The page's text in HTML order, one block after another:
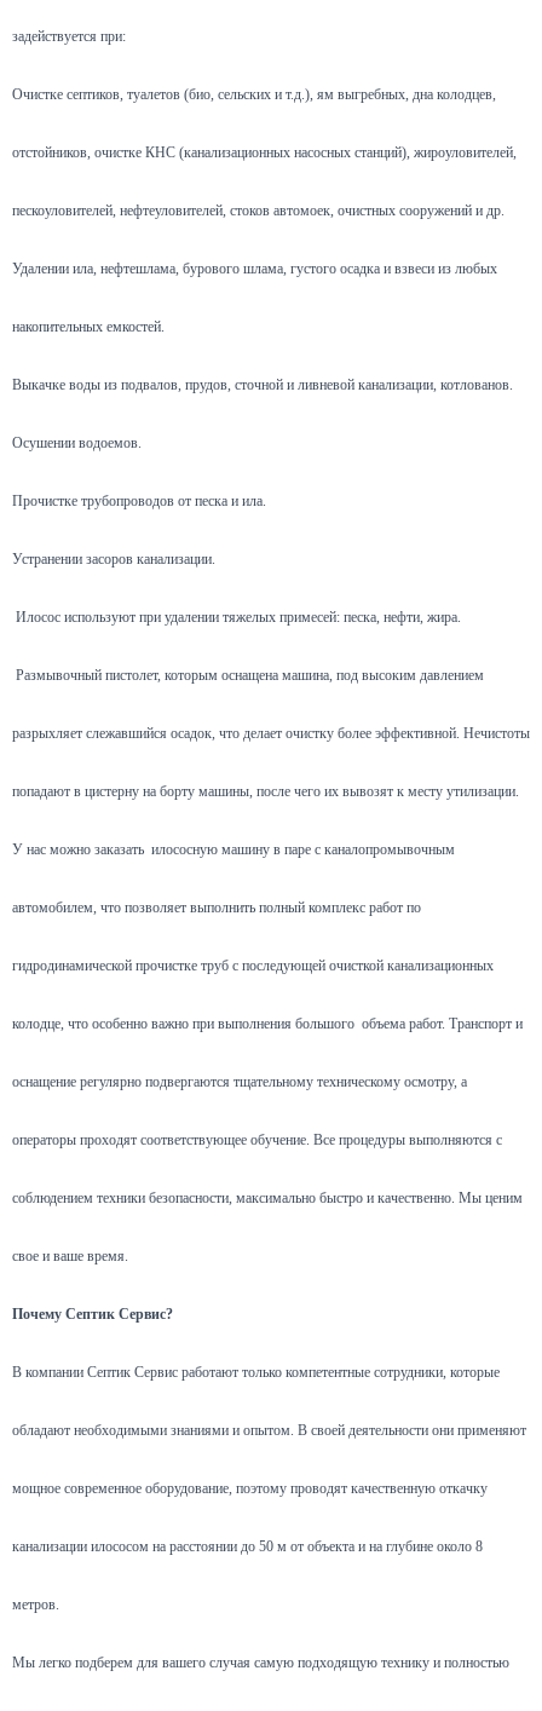
задействуется при:
Очистке септиков, туалетов (био, сельских и т.д.), ям выгребных, дна колодцев,
отстойников, очистке КНС (канализационных насосных станций), жироуловителей,
пескоуловителей, нефтеуловителей, стоков автомоек, очистных сооружений и др.
Удалении ила, нефтешлама, бурового шлама, густого осадка и взвеси из любых
накопительных емкостей.
Выкачке воды из подвалов, прудов, сточной и ливневой канализации, котлованов.
Осушении водоемов.
Прочистке трубопроводов от песка и ила.
Устранении засоров канализации.
Илосос используют при удалении тяжелых примесей: песка, нефти, жира.
Размывочный пистолет, которым оснащена машина, под высоким давлением
разрыхляет слежавшийся осадок, что делает очистку более эффективной. Нечистоты
попадают в цистерну на борту машины, после чего их вывозят к месту утилизации.
У нас можно заказать илососную машину в паре с каналопромывочным
автомобилем, что позволяет выполнить полный комплекс работ по
гидродинамической прочистке труб с последующей очисткой канализационных
колодце, что особенно важно при выполнения большого объема работ. Транспорт и
оснащение регулярно подвергаются тщательному техническому осмотру, а
операторы проходят соответствующее обучение. Все процедуры выполняются с
соблюдением техники безопасности, максимально быстро и качественно. Мы ценим
свое и ваше время.
Почему Септик Сервис?
В компании Септик Сервис работают только компетентные сотрудники, которые
обладают необходимыми знаниями и опытом. В своей деятельности они применяют
мощное современное оборудование, поэтому проводят качественную откачку
канализации илососом на расстоянии до 50 м от объекта и на глубине около 8
метров.
Мы легко подберем для вашего случая самую подходящую технику и полностью